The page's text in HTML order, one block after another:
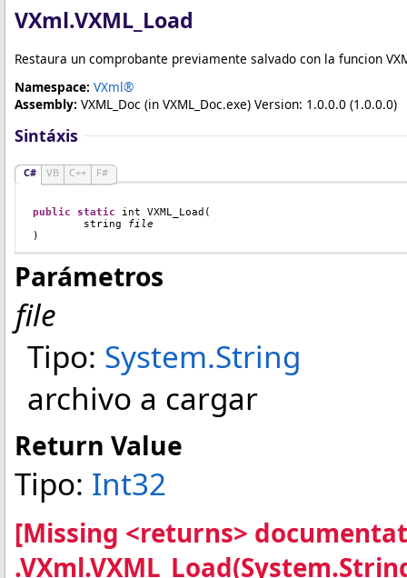
VXml.VXML_Load
Restaura un comprobante previamente salvado con la funcion
Namespace: VXml®
Assembly: VXML_Doc (in VXML_Doc.exe) Version: 1.0.0.0 (1.0.0.0)
Sintáxis
C# VB C++ F#
public static int VXML_Load (
string
file
)
Parámetros
file
Tipo: System.String
archivo a cargar
Return Value
Tipo: Int32
[Missing <returns>